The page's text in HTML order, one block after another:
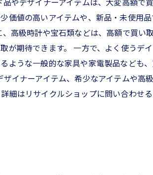
やデザイナーアイテムは、大変高額で
価値の高いアイテムや、新品・未使用品
高級時計や宝石類などは、高額で買い
が期待できます。 一方で、よく使うデ
ような一般的な家具や家電製品なども
イナーアイテム、希少なアイテムや高
細はリサイクルショップに問い合わせ